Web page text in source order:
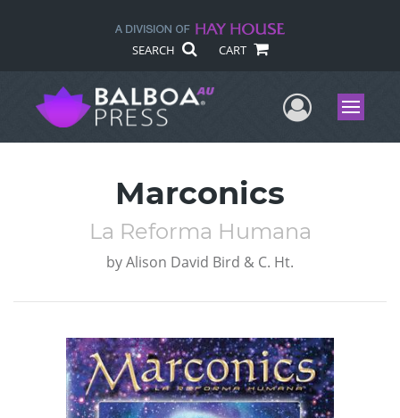
SEARCH CART
UserMenu
Marconics
La Reforma Humana
byAlison David Bird & C. Ht.